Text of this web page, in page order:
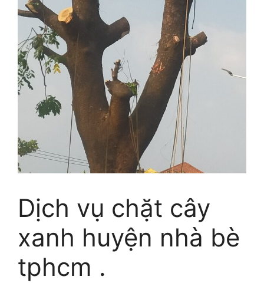
Dịch vụ chặt cây
xanh huyện nhà bè
tphcm .